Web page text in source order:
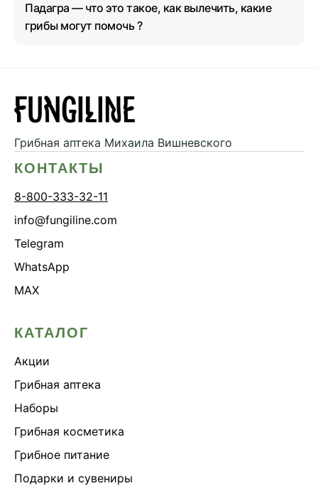
Падагра — что это такое, как вылечить, какие
грибы могут помочь ?
Грибная аптека Михаила Вишневского
КОНТАКТЫ
8-800-333-32-11
info@fungiline.com
Telegram
WhatsApp
MAX
КАТАЛОГ
Акции
Грибная аптека
Наборы
Грибная косметика
Грибное питание
Подарки и сувениры